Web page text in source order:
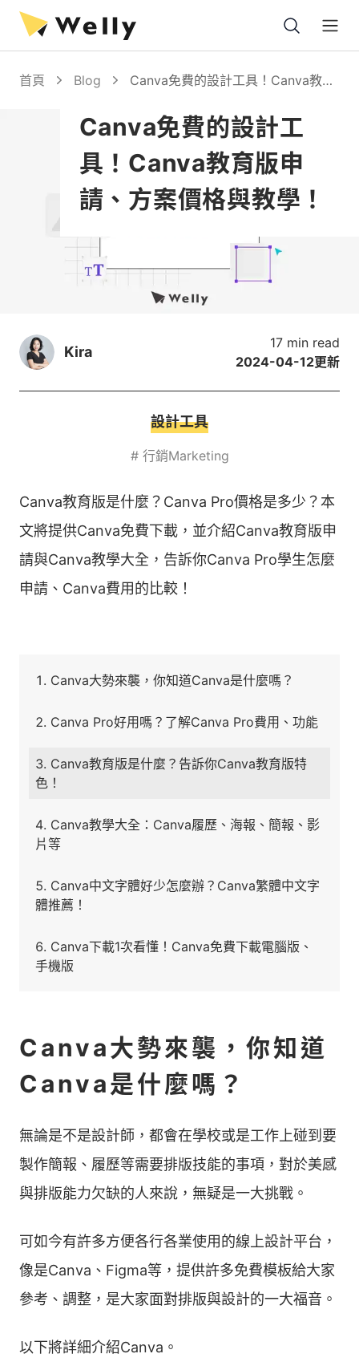
首頁 Blog
Canva免費的設計工具！Canva教育
Canva免費的設計工
具！Canva教育版申
請、方案價格與教學！
Kira
17 min read
2024-04-12更新
設計工具
# 行銷Marketing
Canva教育版是什麼？Canva Pro價格是多少？本
文將提供Canva免費下載，並介紹Canva教育版申
請與Canva教學大全，告訴你Canva Pro學生怎麼
申請、Canva費用的比較！
Canva大勢來襲，你知道Canva是什麼嗎？
Canva Pro好用嗎？了解Canva Pro費用、功能
Canva教育版是什麼？告訴你Canva教育版特
色！
Canva教學大全：Canva履歷、海報、簡報、影
片等
Canva中文字體好少怎麼辦？Canva繁體中文字
體推薦！
Canva下載1次看懂！Canva免費下載電腦版、
手機版
Canva大勢來襲，你知道
Canva是什麼嗎？
無論是不是設計師，都會在學校或是工作上碰到要
製作簡報、履歷等需要排版技能的事項，對於美感
與排版能力欠缺的人來說，無疑是一大挑戰。
可如今有許多方便各行各業使用的線上設計平台，
像是Canva、Figma等，提供許多免費模板給大家
參考、調整，是大家面對排版與設計的一大福音。
以下將詳細介紹Canva。